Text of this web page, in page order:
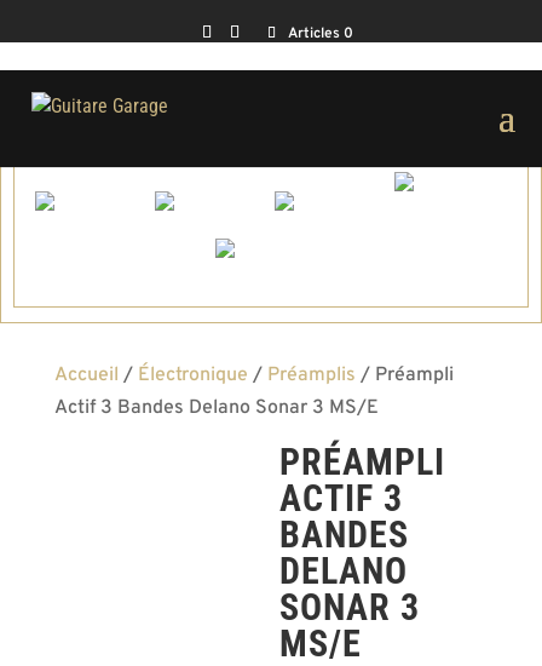
Articles 0
Accueil / Électronique / Préamplis / Préampli
Actif 3 Bandes Delano Sonar 3 MS/E
PRÉAMPLI
ACTIF 3
BANDES
DELANO
SONAR 3
MS/E